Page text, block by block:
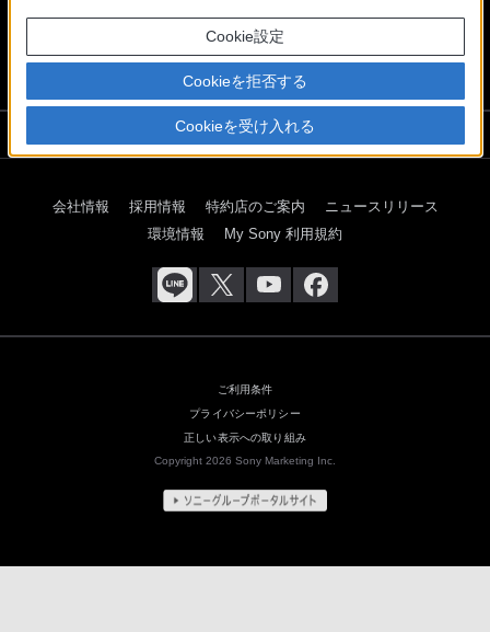
ソニーストアでのお買い物にあたって
会社情報 採用情報 特約店のご案内
ニュースリリース
環境情報
My Sony 利用規約
ご利用条件
プライバシーポリシー
正しい表示への取り組み
Copyright 2026 Sony Marketing Inc.
Cookie設定
Cookieを拒否する
Cookieを受け入れる